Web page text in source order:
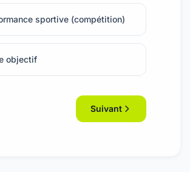
sportive (compétition)
objectif
Suivant